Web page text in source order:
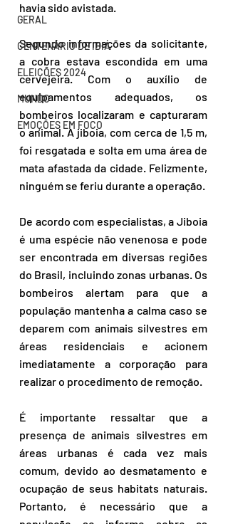
GERAL
CENTENÁRIO DE IBIÁ
ELEIÇÕES 2024
MUNDO
EMOÇÕES EM FOCO
havia sido avistada.
Segundo informações da solicitante,
a cobra estava escondida em uma
cervejeira. Com o auxílio de
equipamentos adequados, os
bombeiros localizaram e capturaram
o animal. A jiboia, com cerca de 1,5 m,
foi resgatada e solta em uma área de
mata afastada da cidade. Felizmente,
ninguém se feriu durante a operação.
De acordo com especialistas, a Jiboia
é uma espécie não venenosa e pode
ser encontrada em diversas regiões
do Brasil, incluindo zonas urbanas. Os
bombeiros alertam para que a
população mantenha a calma caso se
deparem com animais silvestres em
áreas residenciais e acionem
imediatamente a corporação para
realizar o procedimento de remoção.
É importante ressaltar que a
presença de animais silvestres em
áreas urbanas é cada vez mais
comum, devido ao desmatamento e
ocupação de seus habitats naturais.
Portanto, é necessário que a